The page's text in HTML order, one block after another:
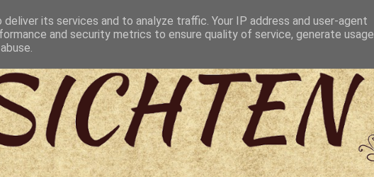
its services and to analyze traffic. Your IP address and user-agent
and security metrics to ensure quality of service, generate usage